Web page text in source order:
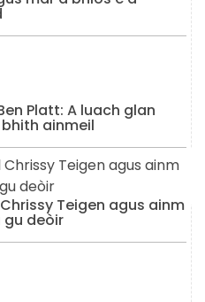
Platt: A luach glan
ainmeil
Teigen agus ainm
gu deòir